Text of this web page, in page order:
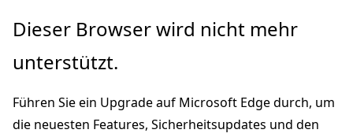
Zu
wechseln
Zur
springen
Dieser Browser wird nicht mehr
unterstützt.
Führen Sie ein Upgrade auf Microsoft Edge durch, um
die neuesten Features, Sicherheitsupdates und den